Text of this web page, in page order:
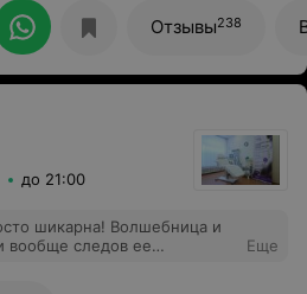
рекомендую
Отзывы238
до 21:00
шикарна! Волшебница и
вообще следов ее
Еще